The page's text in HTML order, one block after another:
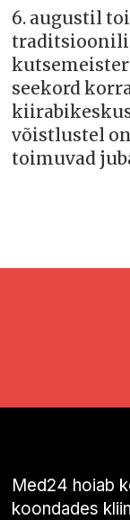
6. augustil
seekord
võistlustel
toimuvad
Med24 hoiab
koondades